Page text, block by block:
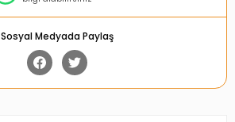
Sosyal Medyada Paylaş